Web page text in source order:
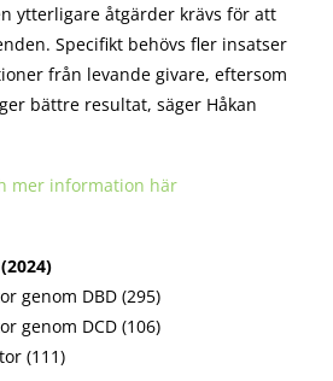
ytterligare åtgärder krävs för att
Specifikt behövs fler insatser
från levande givare, eftersom
bättre resultat, säger Håkan
mer information här
genom DBD (295)
genom DCD (106)
(111)